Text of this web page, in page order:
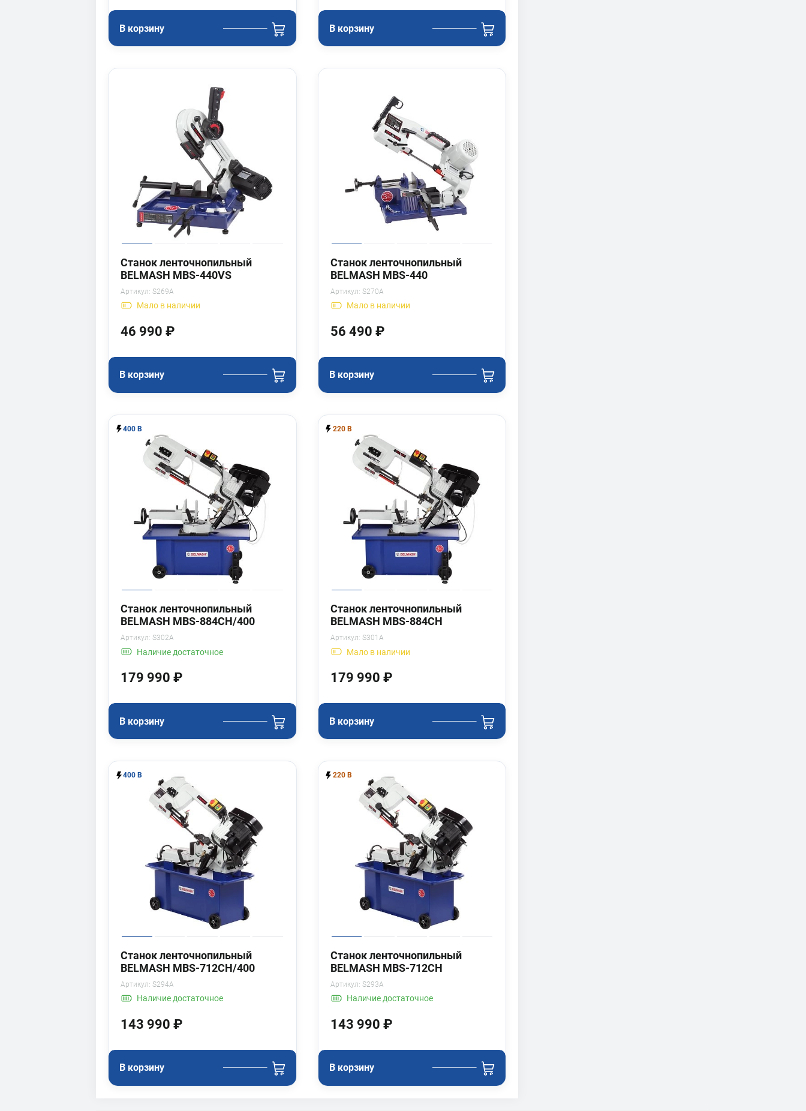
В корзину В корзину
Станок ленточнопильный
BELMASH MBS-440VS
Артикул: S269A
Мало в наличии
46 990 ₽
В корзину
Станок ленточнопильный
BELMASH MBS-440
Артикул: S270A
Малов наличии
56 490 ₽
В корзину
400 В
Станок ленточнопильный
BELMASH MBS-884CH/400
Артикул: S302A
Наличие достаточное
179 990 ₽
В корзину
220 В
Станок ленточнопильный
BELMASH MBS-884CH
Артикул: S301A
Малов наличии
179 990 ₽
В корзину
400 В
Станок ленточнопильный
BELMASH MBS-712CH/400
Артикул: S294A
Наличиедостаточное
143 990 ₽
В корзину
220 В
Станок ленточнопильный
BELMASH MBS-712CH
Артикул: S293A
Наличиедостаточное
143 990 ₽
В корзину